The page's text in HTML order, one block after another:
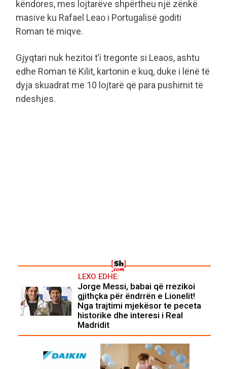
këndores, mes lojtarëve shpërtheu një zënkë
masive ku Rafael Leao i Portugalisë goditi
Roman të miqve.
Gjyqtari nuk hezitoi t’i tregonte si Leaos, ashtu
edhe Roman të Kilit, kartonin e kuq, duke i lënë të
dyja skuadrat me 10 lojtarë që para pushimit të
ndeshjes.
LEXO EDHE:
Jorge Messi, babai që rrezikoi
gjithçka për ëndrrën e Lionelit!
Nga trajtimi mjekësor te peceta
historike dhe interesi i Real
Madridit